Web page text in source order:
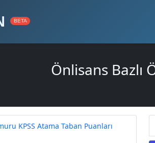
BETA
Önlisans Bazlı
KPSS Atama Taban Puanları